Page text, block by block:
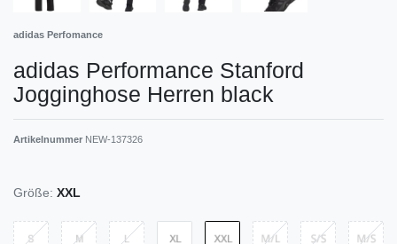
adidas Perfomance
adidas Performance Stanford
Jogginghose Herren black
Artikelnummer NEW-137326
Größe: XXL